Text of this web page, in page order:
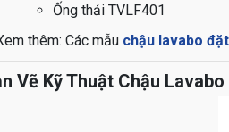
Ống thải TVLF401
thêm: Các mẫu chậu lavabo
Vẽ Kỹ Thuật Chậu